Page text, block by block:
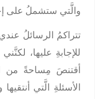
والَّتي ستشملُ على
تتراكمُ الرسائلُ عندي
للإجابةِ عليها،
أقتنصَ مِساحةً من
الأسئلةِ الَّتي